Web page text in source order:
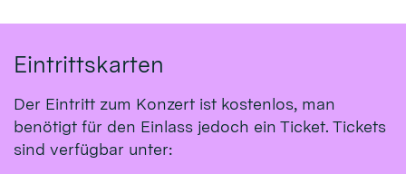
Eintrittskarten
Der Eintritt zum Konzert ist kostenlos, man
benötigt für den Einlass jedoch ein Ticket. Tickets
sind verfügbar unter: